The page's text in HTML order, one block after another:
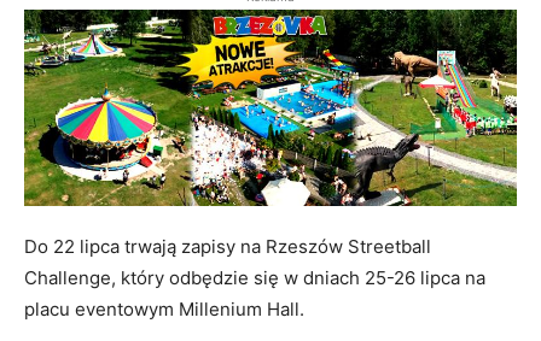
Do 22 lipca trwają zapisy na Rzeszów Streetball
Challenge, który odbędzie się w dniach 25-26 lipca na
placu eventowym Millenium Hall.